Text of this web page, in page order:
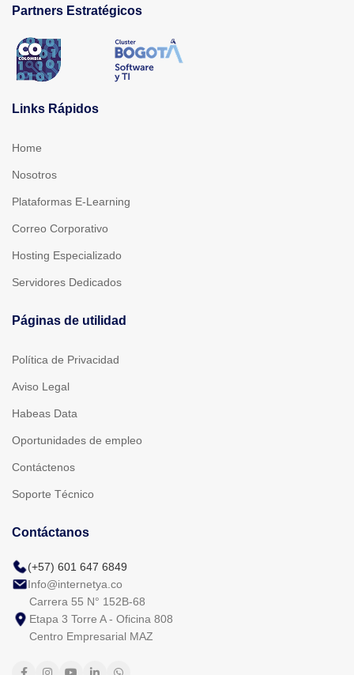
Partners Estratégicos
Links Rápidos
Home
Nosotros
Plataformas E-Learning
Correo Corporativo
Hosting Especializado
Servidores Dedicados
Páginas de utilidad
Política de Privacidad
Aviso Legal
Habeas Data
Oportunidades de empleo
Contáctenos
Soporte Técnico
Contáctanos
(+57) 601 647 6849
Info@internetya.co
Carrera 55 N° 152B-68
Etapa 3 Torre A - Oficina 808
Centro Empresarial MAZ